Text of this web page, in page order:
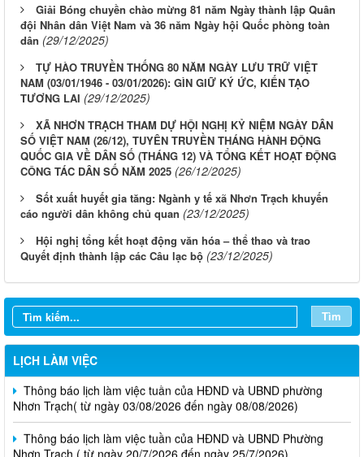
Giải Bóng chuyền chào mừng 81 năm Ngày thành lập Quân
đội Nhân dân Việt Nam và 36 năm Ngày hội Quốc phòng toàn
dân (29/12/2025)
TỰ HÀO TRUYỀN THỐNG 80 NĂM NGÀY LƯU TRỮ VIỆT
NAM (03/01/1946 - 03/01/2026): GÌN GIỮ KÝ ỨC, KIẾN TẠO
TƯƠNG LAI (29/12/2025)
XÃ NHƠN TRẠCH THAM DỰ HỘI NGHỊ KỶ NIỆM NGÀY DÂN
SỐ VIỆT NAM (26/12), TUYÊN TRUYỀN THÁNG HÀNH ĐỘNG
QUỐC GIA VỀ DÂN SỐ (THÁNG 12) VÀ TỔNG KẾT HOẠT ĐỘNG
CÔNG TÁC DÂN SỐ NĂM 2025 (26/12/2025)
Sốt xuất huyết gia tăng: Ngành y tế xã Nhơn Trạch khuyến
cáo người dân không chủ quan (23/12/2025)
Hội nghị tổng kết hoạt động văn hóa – thể thao và trao
Quyết định thành lập các Câu lạc bộ (23/12/2025)
Tìm
LỊCH LÀM VIỆC
Thông báo lịch làm việc tuần của HĐND và UBND phường
Nhơn Trạch( từ ngày 03/08/2026 đến ngày 08/08/2026)
Thông báo lịch làm việc tuần của HĐND và UBND Phường
Nhơn Trạch ( từ ngày 20/7/2026 đến ngày 25/7/2026)